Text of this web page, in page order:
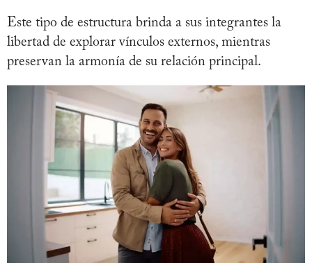
Este tipo de estructura brinda a sus integrantes la
libertad de explorar vínculos externos, mientras
preservan la armonía de su relación principal.